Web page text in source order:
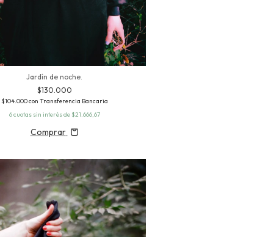
Jardín de noche.
$130.000
$104.000con Transferencia Bancaria
6cuotas sin interés de $21.666,67
Comprar